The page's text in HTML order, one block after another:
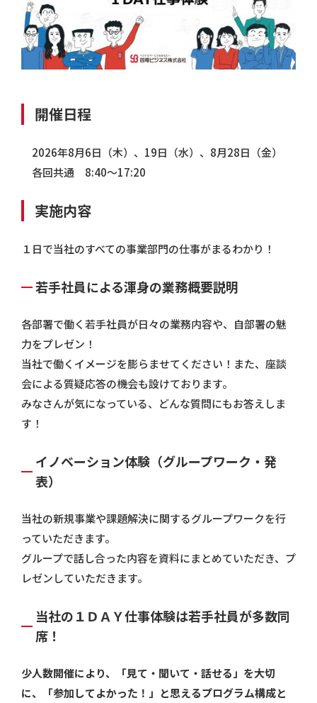
開催日程
2026年8月6日（木）、19日（水）、8月28日（金）
各回共通 8:40～17:20
実施内容
１日で当社のすべての事業部門の仕事がまるわかり！
若手社員による渾身の業務概要説明
各部署で働く若手社員が日々の業務内容や、自部署の魅
力をプレゼン！
当社で働くイメージを膨らませてください！また、座談
会による質疑応答の機会も設けております。
みなさんが気になっている、どんな質問にもお答えしま
す！
イノベーション体験（グループワーク・発
表）
当社の新規事業や課題解決に関するグループワークを行
っていただきます。
グループで話し合った内容を資料にまとめていただき、プ
レゼンしていただきます。
当社の１ＤＡＹ仕事体験は若手社員が多数同
席！
少人数開催により、「見て・聞いて・話せる」を大切
に、「参加してよかった！」と思えるプログラム構成と